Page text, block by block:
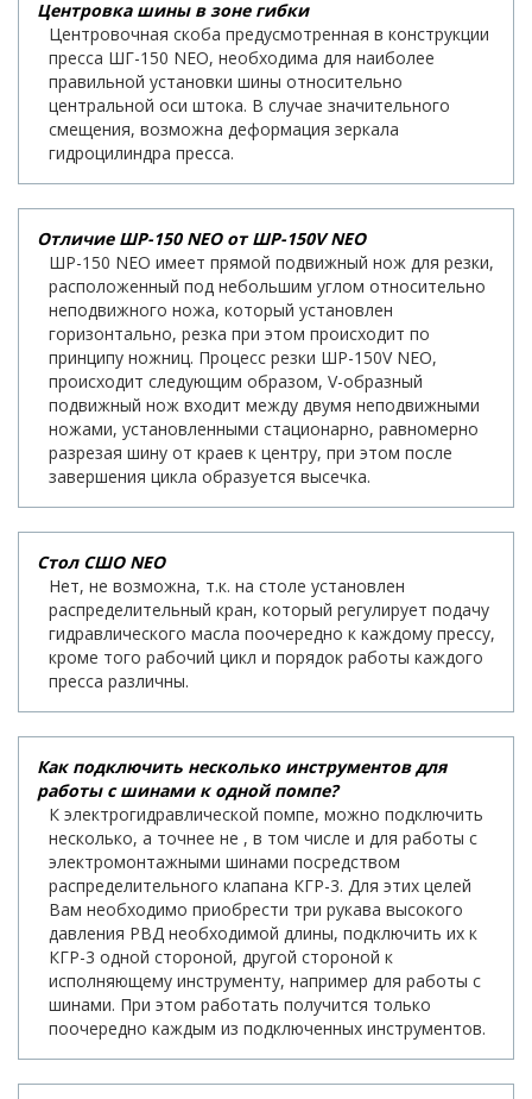
Центровка шины в зоне гибки
Центровочная скоба предусмотренная в конструкции
пресса ШГ-150 NEO, необходима для наиболее
правильной установки шины относительно
центральной оси штока. В случае значительного
смещения, возможна деформация зеркала
гидроцилиндра пресса.
Отличие ШР-150 NEO от ШР-150V NEO
ШР-150 NEO имеет прямой подвижный нож для резки,
раcположенный под небольшим углом относительно
неподвижного ножа, который установлен
горизонтально, резка при этом происходит по
принципу ножниц. Процесс резки ШР-150V NEO,
происходит следующим образом, V-образный
подвижный нож входит между двумя неподвижными
ножами, установленными стационарно, равномерно
разрезая шину от краев к центру, при этом после
завершения цикла образуется высечка.
Стол СШО NEO
Нет, не возможна, т.к. на столе установлен
распределительный кран, который регулирует подачу
гидравлического масла поочередно к каждому прессу,
кроме того рабочий цикл и порядок работы каждого
пресса различны.
Как подключить несколько инструментов для
работы с шинами к одной помпе?
К электрогидравлической помпе, можно подключить
несколько, а точнее не , в том числе и для работы с
электромонтажными шинами посредством
распределительного клапана КГР-3. Для этих целей
Вам необходимо приобрести три рукава высокого
давления РВД необходимой длины, подключить их к
КГР-3 одной стороной, другой стороной к
исполняющему инструменту, например для работы с
шинами. При этом работать получится только
поочередно каждым из подключенных инструментов.